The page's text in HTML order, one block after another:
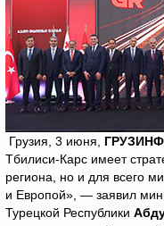
Грузия, 3 июня,
Тбилиси-Карс имеет
региона, но и для всего
и Европой», — заявил
Турецкой Республики